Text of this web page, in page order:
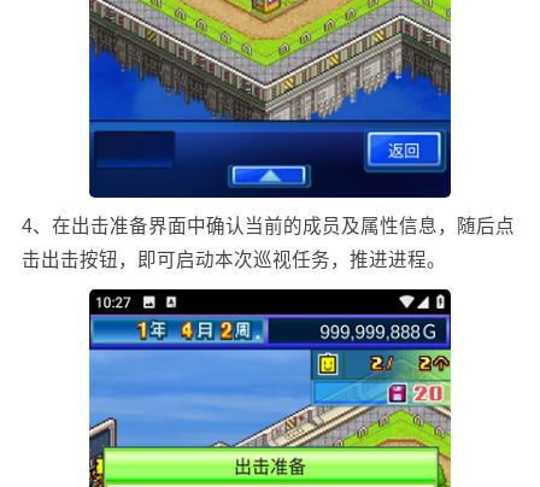
4、在出击准备界面中确认当前的成员及属性信息，随后点
击出击按钮，即可启动本次巡视任务，推进进程。